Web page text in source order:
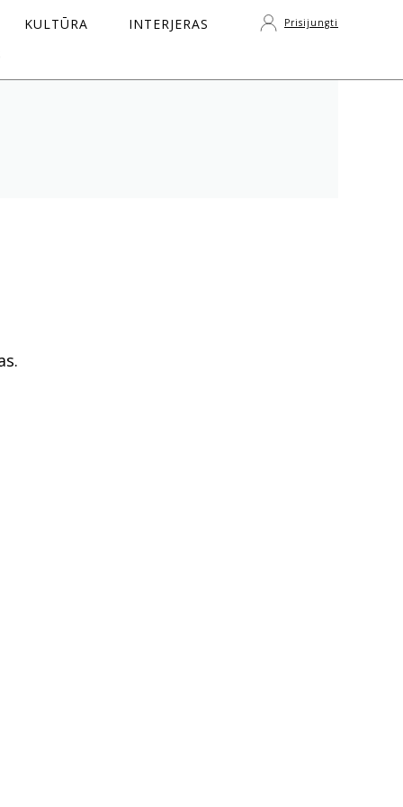
KULTŪRA
INTERJERAS
Prisijungti